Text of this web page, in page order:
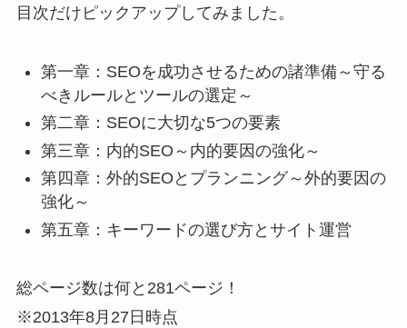
目次だけピックアップしてみました。
第一章：SEOを成功させるための諸準備～守る
べきルールとツールの選定～
第二章：SEOに大切な5つの要素
第三章：内的SEO～内的要因の強化～
第四章：外的SEOとプランニング～外的要因の
強化～
第五章：キーワードの選び方とサイト運営
総ページ数は何と281ページ！
※2013年8月27日時点